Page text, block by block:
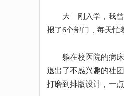
大一刚入学，我曾
报了6个部门，每天忙
躺在校医院的病床
退出了不感兴趣的社
打磨到排版设计，一点